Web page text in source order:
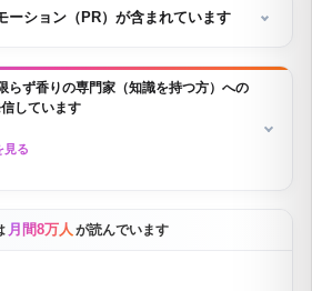
ーション（PR）が含まれています
らず香りの専門家（知識を持つ方）への
しています
見る
月間8万人 が読んでいます